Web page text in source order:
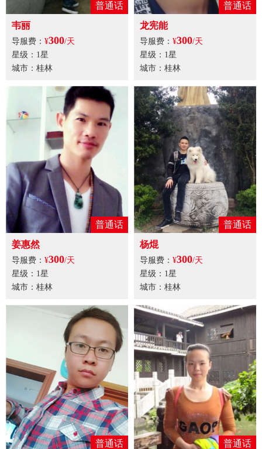
普通话
韦丽
导服费： ¥300/天
星级：1星
城市：桂林
普通话
龙宪能
导服费： ¥300/天
星级：1星
城市：桂林
普通话
姜惠然
导服费： ¥300/天
星级：1星
城市：桂林
普通话
杨焜
导服费： ¥300/天
星级：1星
城市：桂林
普通话
普通话